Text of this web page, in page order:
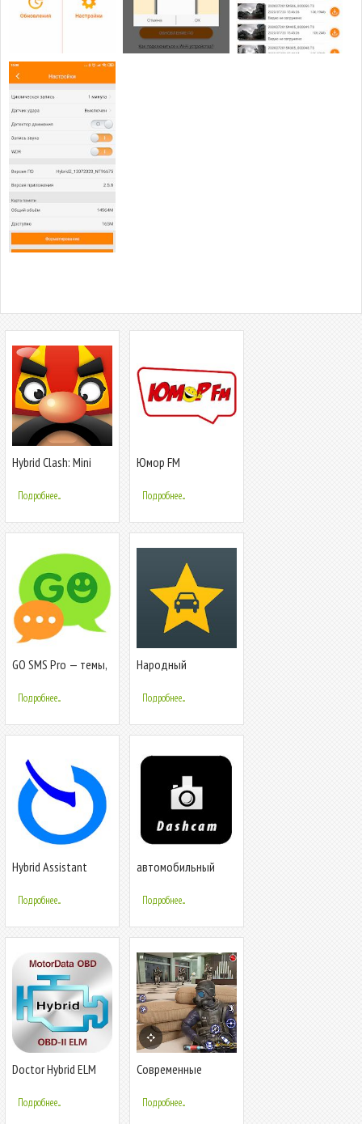
Hybrid Clash: Mini
Подробнее...
Юмор FM
Подробнее...
GO SMS Pro — темы,
Подробнее...
Народный
Подробнее...
Hybrid Assistant
Подробнее...
автомобильный
Подробнее...
Doctor Hybrid ELM
MotorData OBD
Подробнее...
Современные
Подробнее...